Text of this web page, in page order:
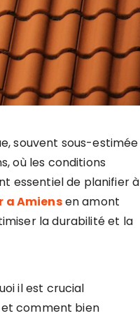
souvent sous-estimée
où les conditions
essentiel de planifier à
a Amiensen amont
la durabilité et la
il est crucial
et comment bien